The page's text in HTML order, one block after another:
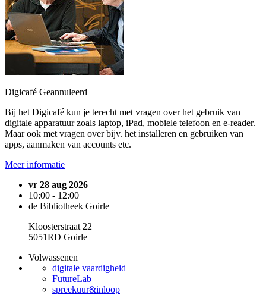
Digicafé Geannuleerd
Bij het Digicafé kun je terecht met vragen over het gebruik van
digitale apparatuur zoals laptop, iPad, mobiele telefoon en e-reader.
Maar ook met vragen over bijv. het installeren en gebruiken van
apps, aanmaken van accounts etc.
Meer informatie
vr 28 aug 2026
10:00 - 12:00
de Bibliotheek Goirle
Kloosterstraat 22
5051RD Goirle
Volwassenen
digitale vaardigheid
FutureLab
spreekuur&inloop